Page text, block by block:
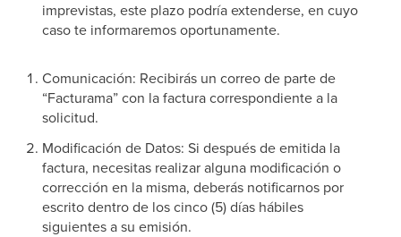
imprevistas, este plazo podría extenderse, en cuyo
caso te informaremos oportunamente.
Comunicación: Recibirás un correo de parte de
“Facturama” con la factura correspondiente a la
solicitud.
Modificación de Datos: Si después de emitida la
factura, necesitas realizar alguna modificación o
corrección en la misma, deberás notificarnos por
escrito dentro de los cinco (5) días hábiles
siguientes a su emisión.